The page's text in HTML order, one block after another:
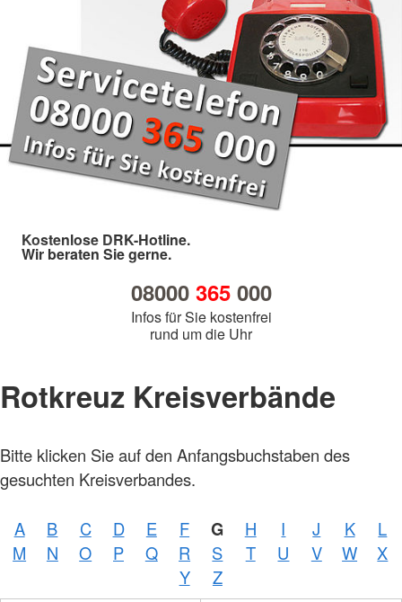
Kostenlose DRK-Hotline.
Wir beraten Sie gerne.
08000 365000
Infos für Sie kostenfrei
rund um die Uhr
Rotkreuz Kreisverbände
Bitte klicken Sie auf den Anfangsbuchstaben des
gesuchten Kreisverbandes.
A B C D E F G H I J K
L
M
N O P Q R S T U V W
X
Y
Z